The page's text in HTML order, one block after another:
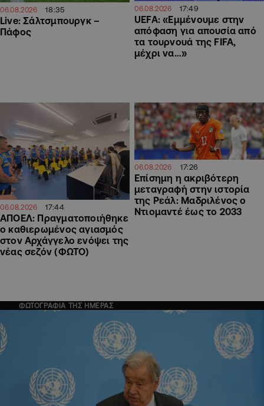
06.08.2026 18:35
Live: Σάλτσμπουργκ –
Πάφος
06.08.2026 17:49
UEFA: «Εμμένουμε στην
απόφαση για απουσία από
τα τουρνουά της FIFA,
μέχρι να…»
06.08.2026 17:44
ΑΠΟΕΛ: Πραγματοποιήθηκε
ο καθιερωμένος αγιασμός
στον Αρχάγγελο ενόψει της
νέας σεζόν (ΦΩΤΟ)
06.08.2026 17:26
Επίσημη η ακριβότερη
μεταγραφή στην ιστορία
της Ρεάλ: Μαδριλένος ο
Ντιομαντέ έως το 2033
ΦΩΤΟΓΡΑΦΙΑ ΤΗΣ ΗΜΕΡΑΣ